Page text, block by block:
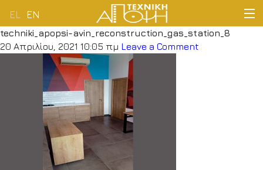
EL EN
ΑΡΧΙΚΗ
ΕΤΑΙΡΕΙΑ
ΔΡΑΣΤΗΡΙΟΤΗΤΕΣ
ΠΕΛΑΤΟΛΟΓΙΟ
ΝΕΑ
techniki_apopsi-avin_reconstruction_gas_station_8
20 Απριλίου, 2021 10:05 πμ Leave a Comment